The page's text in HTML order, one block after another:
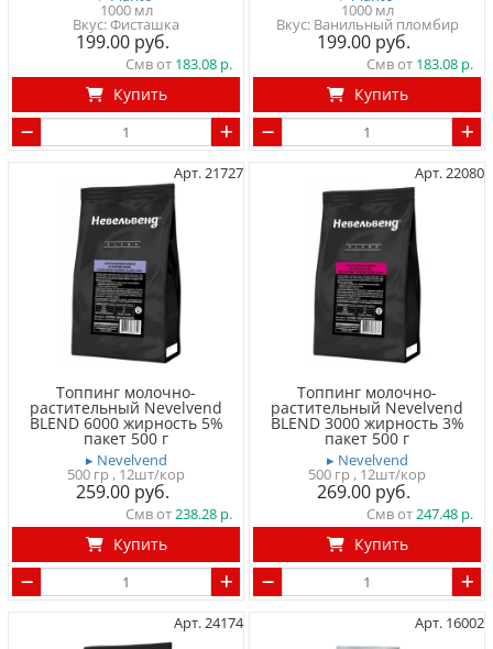
1000 мл
Вкус: Фисташка
199.00
Смв от 183.08
Купить
1000 мл
Вкус: Ванильный пломбир
199.00
Смв от 183.08
Купить
Арт. 21727
Топпинг молочно-
растительный Nevelvend
BLEND 6000 жирность 5%
пакет 500 г
▸ Nevelvend
500 гр , 12шт/кор
259.00
Смв от238.28
Купить
Арт. 22080
Топпинг молочно-
растительный Nevelvend
BLEND 3000 жирность 3%
пакет 500 г
▸ Nevelvend
500 гр , 12шт/кор
269.00
Смв от247.48
Купить
Арт. 24174 Арт. 16002